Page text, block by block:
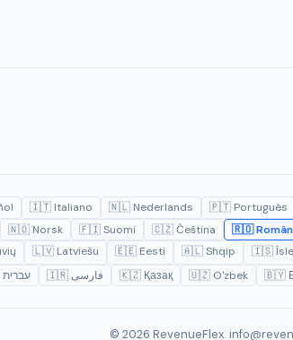
🇮🇹 Italiano 🇳🇱 Nederlands 🇵🇹 Português
🇳🇴 Norsk 🇫🇮 Suomi 🇨🇿 Čeština 🇷🇴
🇱🇻 Latviešu 🇪🇪 Eesti 🇦🇱 Shqip 🇮🇸
🇮🇱 עברית 🇮🇷 فارسی 🇰🇿 Қазақ 🇺🇿 O'zbek 🇧🇾
© 2026 RevenueFlex.